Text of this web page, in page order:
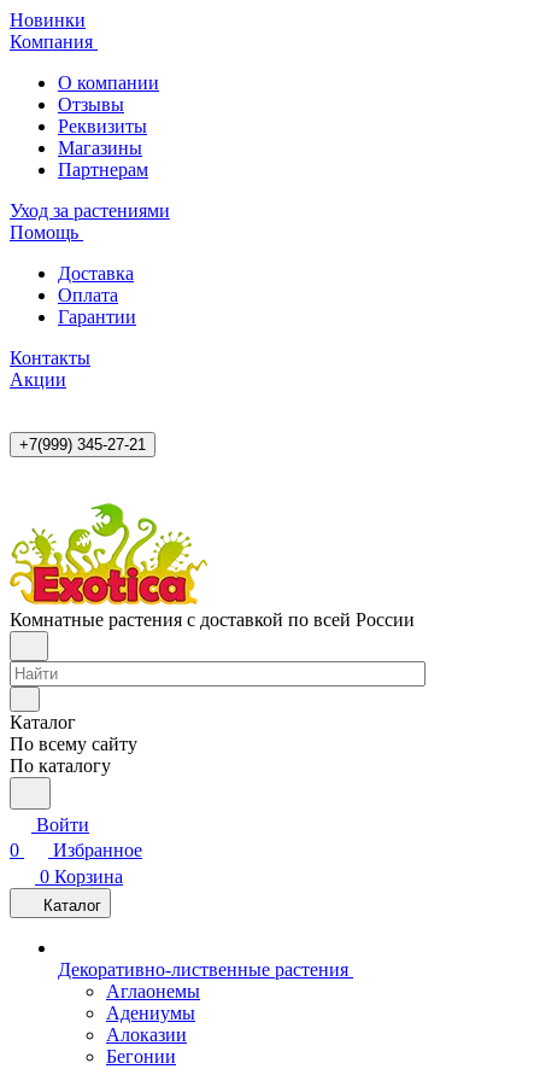
Новинки
Компания
О компании
Отзывы
Реквизиты
Магазины
Партнерам
Уход за растениями
Помощь
Доставка
Оплата
Гарантии
Контакты
Акции
+7(999) 345-27-21
Комнатные растения с доставкой по всей России
Каталог
По всему сайту
По каталогу
Войти
0
Избранное
0 Корзина
Каталог
Декоративно-лиственные растения
Аглаонемы
Адениумы
Алоказии
Бегонии